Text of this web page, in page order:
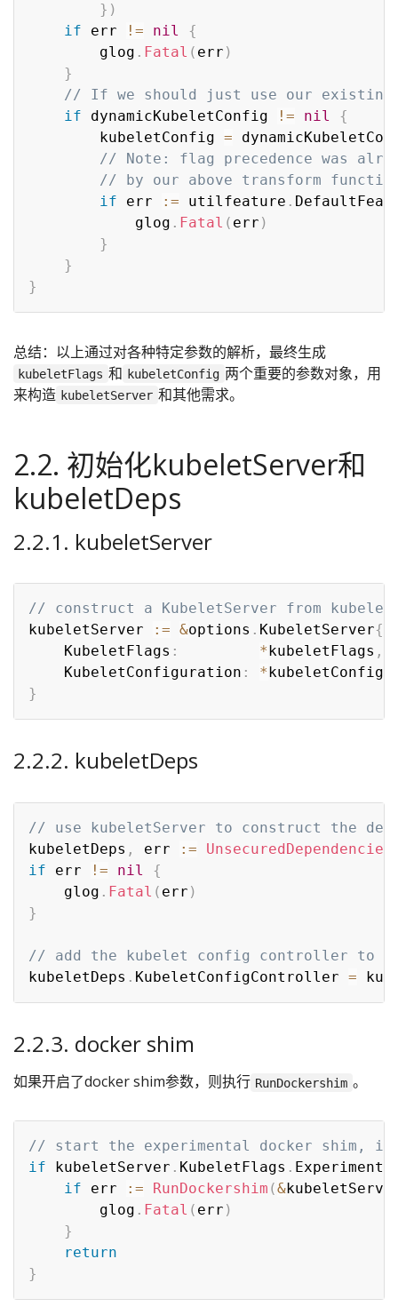
} )
if err != nil
{
		glog
. Fatal ( err )
}
// If we should just use our
if dynamicKubeletConfig != nil
{
		kubeletConfig
=
// Note: flag precedence was
// by our above transform
if err := utilfeature .
			glog
. Fatal ( err )
}
}
}
总结：以上通过对各种特定参数的解析，最终生成
kubeletFlags 和 kubeletConfig 两个重要的参数对象，用
来构造 kubeletServer 和其他需求。
2.2. 初始化kubeletServer和
kubeletDeps
2.2.1. kubeletServer
// construct a KubeletServer from
kubeletServer
:= &options . KubeletServer{
	KubeletFlags
: * kubeletFlags ,
	KubeletConfiguration
: * kubeletConfig
}
2.2.2. kubeletDeps
// use kubeletServer to construct the
kubeletDeps , err := UnsecuredDependencies
if err != nil
{
	glog
. Fatal ( err )
}
// add the kubelet config controller to
kubeletDeps . KubeletConfigController =
2.2.3. docker shim
如果开启了docker shim参数，则执行 RunDockershim 。
// start the experimental docker shim, if
if kubeletServer . KubeletFlags .
if err := RunDockershim (&
		glog
. Fatal ( err )
}
return
}